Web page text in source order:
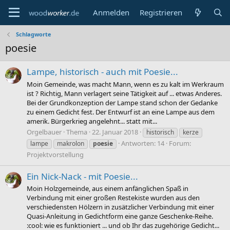
Anmelden Registrieren
Schlagworte
poesie
Lampe, historisch - auch mit Poesie...
Moin Gemeinde, was macht Mann, wenn es zu kalt im Werkraum
ist ? Richtig, Mann verlagert seine Tätigkeit auf ... etwas Anderes.
Bei der Grundkonzeption der Lampe stand schon der Gedanke
zu einem Gedicht fest. Der Entwurf ist an eine Lampe aus dem
amerik. Bürgerkrieg angelehnt... statt mit...
Orgelbauer Thema 22. Januar 2018 historisch
kerze
lampe
makrolon poesie Antworten: 14 Forum:
Projektvorstellung
Ein Nick-Nack - mit Poesie...
Moin Holzgemeinde, aus einem anfänglichen Spaß in
Verbindung mit einer großen Restekiste wurden aus den
verschiedensten Hölzern in zusätzlicher Verbindung mit einer
Quasi-Anleitung in Gedichtform eine ganze Geschenke-Reihe.
:cool: wie es funktioniert ... und ob Ihr das zugehörige Gedicht...